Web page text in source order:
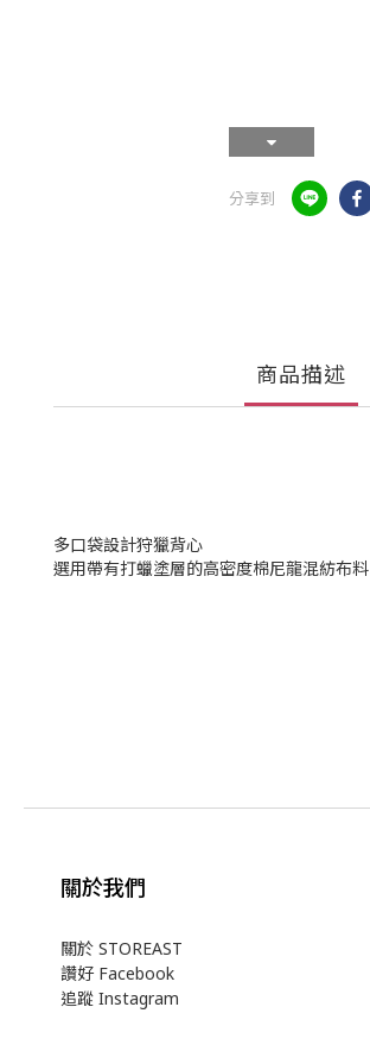
分享到
商品描述
多口袋設計狩獵背心
選用帶有打蠟塗層的高密度棉尼龍混紡布料
關於我們
關於 STOREAST
讚好 Facebook
追蹤 Instagram